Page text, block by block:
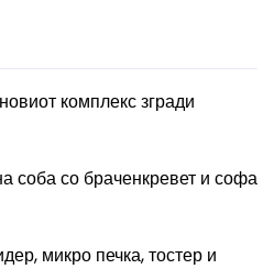
комплекс згради
соба со браченкревет и софа
микро печка, тостер и